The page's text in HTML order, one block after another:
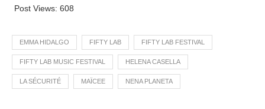
Post Views: 608
EMMA HIDALGO FIFTY LAB FIFTY LAB FESTIVAL
FIFTY LAB MUSIC FESTIVAL HELENA CASELLA
LA SÉCURITÉ MAÏCEE NENA PLANETA